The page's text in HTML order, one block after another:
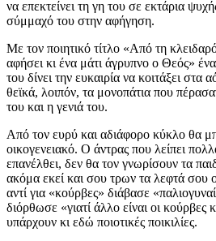
να επεκτείνει τη γη του σε εκτάρια
σύμμαχό του στην αφήγηση.
Με τον ποιητικό τίτλο «Από τη
αφήσει κι ένα μάτι άγρυπνο ο Θεός» ένα
του δίνει την ευκαιρία να κοιτάξει
θεϊκά, λοιπόν, τα μονοπάτια που
του και η γενιά του.
Από τον ευρύ και αδιάφορο κύκλο θα
οικογενειακό. Ο άντρας που λείπει
επανέλθει, δεν θα τον γνωρίσουν τα
ακόμα εκεί και σου τρων τα λεφτά σου
αντί για «κούρβες» διάβασε
διόρθωσε «γιατί άλλο είναι οι κούρβες
υπάρχουν κι εδώ ποιοτικές ποικιλίες.